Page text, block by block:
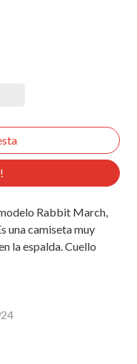
Rabbit March,
una camiseta muy
la espalda. Cuello